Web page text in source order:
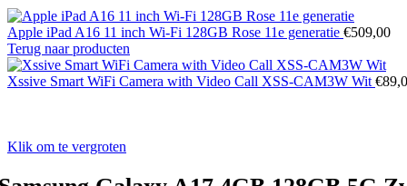
Apple iPad A16 11 inch Wi-Fi 128GB Rose 11e generatie €509,00
Terug naar producten
Xssive Smart WiFi Camera with Video Call XSS-CAM3W Wit €
Klik om te vergroten